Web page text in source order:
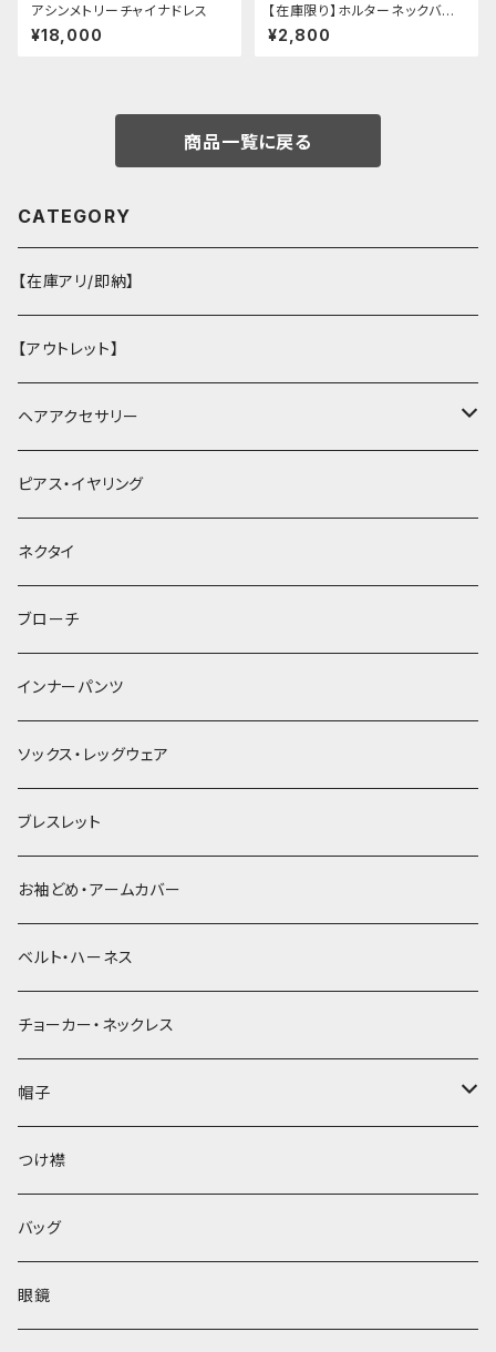
アシンメトリーチャイナドレス
¥18,000
【在庫限り】ホルターネックバッ
クリボンチャイナシャツ
¥2,800
商品一覧に戻る
CATEGORY
【在庫アリ/即納】
【アウトレット】
ヘアアクセサリー
ヘアクリップ
ヘッドドレス・カチューシャ
ヘアゴム
簪
ピアス・イヤリング
ネクタイ
ブローチ
インナーパンツ
ソックス・レッグウェア
ブレスレット
お袖どめ・アームカバー
ベルト・ハーネス
チョーカー・ネックレス
帽子
ベレー帽
つけ襟
バッグ
眼鏡